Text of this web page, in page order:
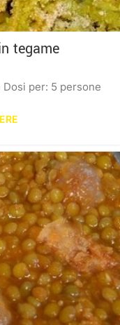
tegame
per: 5 persone